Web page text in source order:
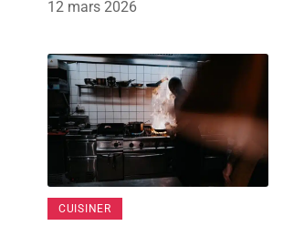
12 mars 2026
CUISINER